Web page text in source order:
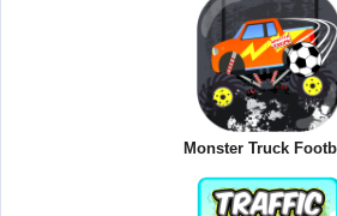
Monster Truck